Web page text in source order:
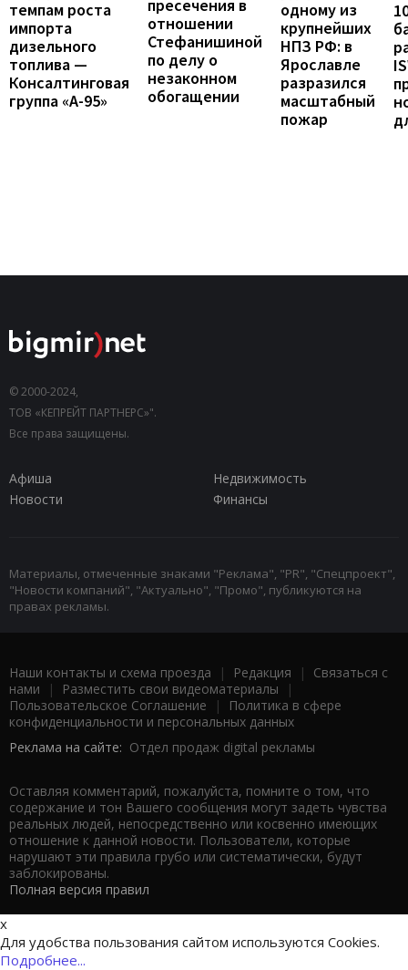
темпам роста
импорта
дизельного
топлива —
Консалтинговая
группа «А-95»
пресечения в
отношении
Стефанишиной
по делу о
незаконном
обогащении
одному из
крупнейших
НПЗ РФ: в
Ярославле
разразился
масштабный
пожар
© 2000-2024,
ТОВ «КЕПРЕЙТ ПАРТНЕРС»".
Все права защищены.
Афиша
Недвижимость
Новости
Финансы
Материалы, отмеченные знаками "Реклама", "PR", "Спецпроект",
"Новости компаний", "Актуально", "Промо", публикуются на
правах рекламы.
Наши контакты и схема проезда | Редакция | Связаться с
нами | Разместить свои видеоматериалы |
Пользовательское Соглашение |
Политика в сфере
конфиденциальности и персональных данных
Реклама на сайте: Отдел продаж digital рекламы
Оставляя комментарий, пожалуйста, помните о том, что
содержание и тон Вашего сообщения могут задеть чувства
реальных людей, непосредственно или косвенно имеющих
отношение к данной новости. Пользователи, которые
нарушают эти правила грубо или систематически, будут
заблокированы.
Полная версия правил
x
Для удобства пользования сайтом используются Cookies.
Подробнее...